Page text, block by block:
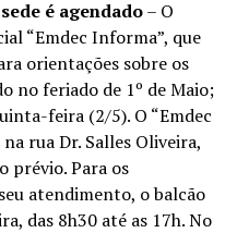
é agendado– O
“Emdec Informa”, que
orientações sobre os
no feriado de 1º de Maio;
feira (2/5). O “Emdec
rua Dr. Salles Oliveira,
prévio. Para os
atendimento, o balcão
das 8h30 até as 17h. No